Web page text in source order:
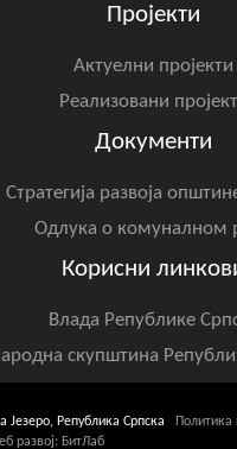
Пројекти
Актуелни пројекти
Реализовани
Документи
Стратегија развоја
Одлука о комуналном
Корисни
Влада Републике
скупштина
Република Српска
развој: БитЛаб